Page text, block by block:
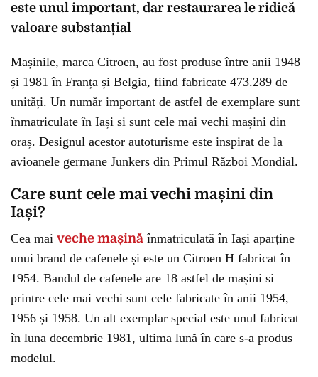
este unul important, dar restaurarea le ridică
valoare substanțial
Mașinile, marca Citroen, au fost produse între anii 1948
și 1981 în Franța și Belgia, fiind fabricate 473.289 de
unități. Un număr important de astfel de exemplare sunt
înmatriculate în Iași si sunt cele mai vechi mașini din
oraș. Designul acestor autoturisme este inspirat de la
avioanele germane Junkers din Primul Război Mondial.
Care sunt cele mai vechi mașini din
Iași?
Cea mai veche mașină înmatriculată în Iași aparține
unui brand de cafenele și este un Citroen H fabricat în
1954. Bandul de cafenele are 18 astfel de mașini si
printre cele mai vechi sunt cele fabricate în anii 1954,
1956 și 1958. Un alt exemplar special este unul fabricat
în luna decembrie 1981, ultima lună în care s-a produs
modelul.